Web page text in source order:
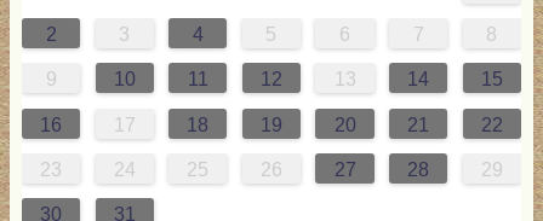
2 3 4 5 6 7 8
9 10 11 12 13 14 15
16 17 18 19 20 21 22
23 24 25 26 27 28 29
30 31